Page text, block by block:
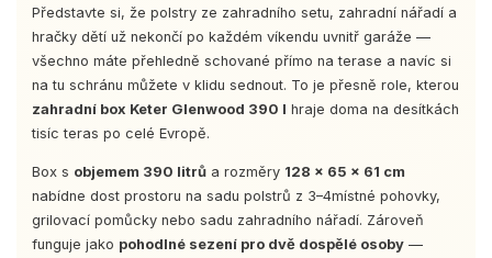
Představte si, že polstry ze zahradního setu, zahradní nářadí a
hračky dětí už nekončí po každém víkendu uvnitř garáže —
všechno máte přehledně schované přímo na terase a navíc si
na tu schránu můžete v klidu sednout. To je přesně role, kterou
zahradní box Keter Glenwood 390 l hraje doma na desítkách
tisíc teras po celé Evropě.
Box s objemem 390 litrů a rozměry 128 × 65 × 61 cm
nabídne dost prostoru na sadu polstrů z 3–4místné pohovky,
grilovací pomůcky nebo sadu zahradního nářadí. Zároveň
funguje jako pohodlné sezení pro dvě dospělé osoby —